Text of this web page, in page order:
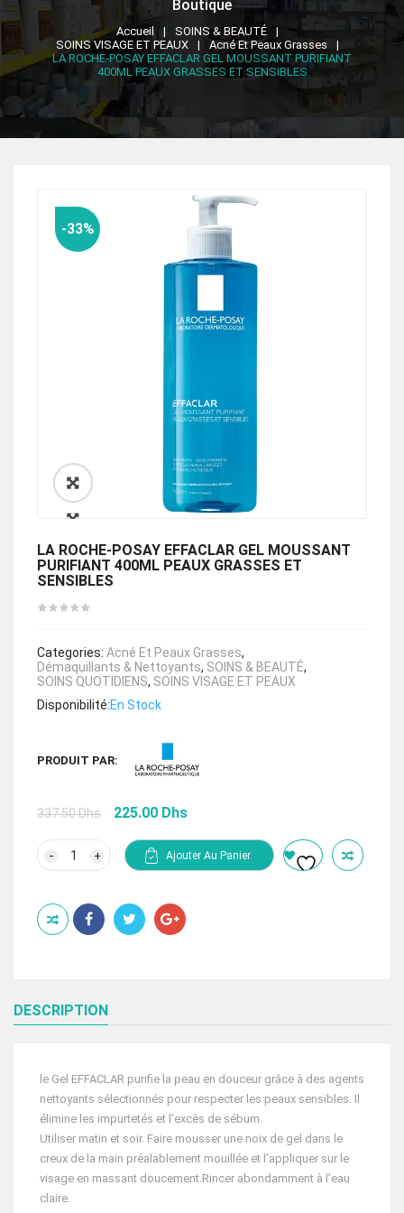
Boutique
Accueil
SOINS & BEAUTÉ
SOINS VISAGE ET PEAUX
Acné Et Peaux Grasses
LA ROCHE-POSAY EFFACLAR GEL MOUSSANT PURIFIANT
400ML PEAUX GRASSES ET SENSIBLES
🔍
-33%
LA ROCHE-POSAY EFFACLAR GEL MOUSSANT
PURIFIANT 400ML PEAUX GRASSES ET
SENSIBLES
Categories: Acné Et Peaux Grasses,
Démaquillants & Nettoyants, SOINS & BEAUTÉ,
SOINS QUOTIDIENS, SOINS VISAGE ET PEAUX
Disponibilité:En Stock
PRODUIT PAR:
337.50Dhs
Le
initial
était :
225.00 Dhs
actuel
est :
POSAY
EFFACLAR
GEL
ET
SENSIBLES
Ajouter Au Panier
DESCRIPTION
le Gel EFFACLAR purifie la peau en douceur grâce à des agents
nettoyants sélectionnés pour respecter les peaux sensibles. Il
élimine les impurtetés et l’excès de sébum.
Utiliser matin et soir. Faire mousser une noix de gel dans le
creux de la main préalablement mouillée et l’appliquer sur le
visage en massant doucement.Rincer abondamment à l’eau
claire.